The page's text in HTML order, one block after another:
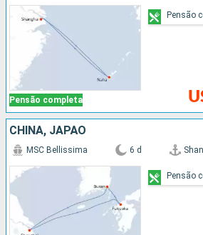
Pensão completa
Pensão
CHINA, JAPÃO
MSC Bellissima 6 d
Pensão